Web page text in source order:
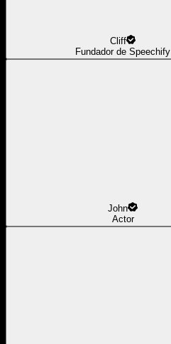
Cliff
Fundador de Speechify
John
Actor